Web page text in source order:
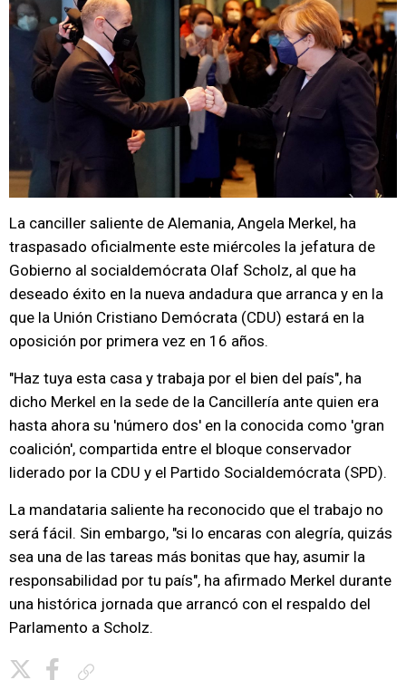
La canciller saliente de Alemania, Angela Merkel, ha
traspasado oficialmente este miércoles la jefatura de
Gobierno al socialdemócrata Olaf Scholz, al que ha
deseado éxito en la nueva andadura que arranca y en la
que la Unión Cristiano Demócrata (CDU) estará en la
oposición por primera vez en 16 años.
"Haz tuya esta casa y trabaja por el bien del país", ha
dicho Merkel en la sede de la Cancillería ante quien era
hasta ahora su 'número dos' en la conocida como 'gran
coalición', compartida entre el bloque conservador
liderado por la CDU y el Partido Socialdemócrata (SPD).
La mandataria saliente ha reconocido que el trabajo no
será fácil. Sin embargo, "si lo encaras con alegría, quizás
sea una de las tareas más bonitas que hay, asumir la
responsabilidad por tu país", ha afirmado Merkel durante
una histórica jornada que arrancó con el respaldo del
Parlamento a Scholz.